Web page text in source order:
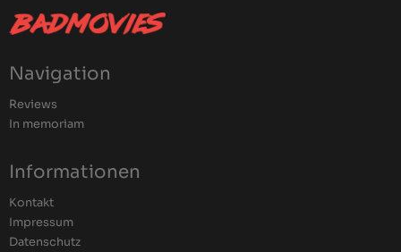
Navigation
Reviews
In memoriam
Informationen
Kontakt
Impressum
Datenschutz